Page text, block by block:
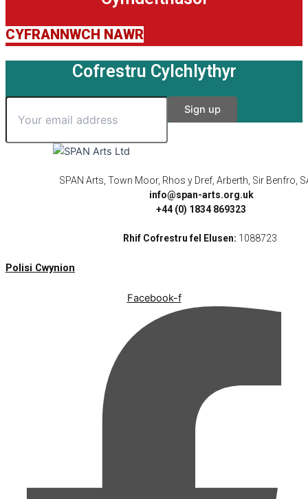
CYFRANNWCH NAWR
Cofrestru Cylchlythyr
SPAN Arts, Town Moor, Rhos y Dref, Arberth, Sir Benfro,
info@span-arts.org.uk
+44 (0) 1834 869323
Rhif Cofrestru fel Elusen: 1088723
Polisi Cwynion
Facebook-f